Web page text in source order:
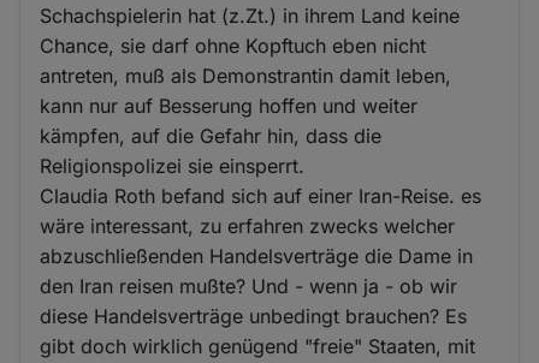
Schachspielerin hat (z.Zt.) in ihrem Land keine
Chance, sie darf ohne Kopftuch eben nicht
antreten, muß als Demonstrantin damit leben,
kann nur auf Besserung hoffen und weiter
kämpfen, auf die Gefahr hin, dass die
Religionspolizei sie einsperrt.
Claudia Roth befand sich auf einer Iran-Reise. es
wäre interessant, zu erfahren zwecks welcher
abzuschließenden Handelsverträge die Dame in
den Iran reisen mußte? Und - wenn ja - ob wir
diese Handelsverträge unbedingt brauchen? Es
gibt doch wirklich genügend "freie" Staaten, mit